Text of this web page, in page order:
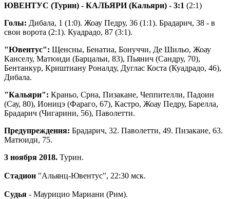
ЮВЕНТУС (Турин) - КАЛЬЯРИ (Кальяри) - 3:1 (2:1)
Голы: Дибала, 1 (1:0). Жоау Педру, 36 (1:1). Брадарич, 38 - в
свои ворота (2:1). Куадрадо, 87 (3:1).
"Ювентус": Щенсны, Бенатиа, Бонуччи, Де Шильо, Жоау
Канселу, Матюиди (Барцальи, 83), Пьянич (Сандру, 70),
Бентанкур, Криштиану Роналду, Дуглас Коста (Куадрадо, 46),
Дибала.
"Кальяри": Краньо, Срна, Пизакане, Чеппителли, Падоин
(Сау, 80), Ионицэ (Фараго, 67), Кастро, Жоау Педру, Барелла,
Брадарич (Чигарини, 56), Паволетти.
Предупреждения: Брадарич, 32. Паволетти, 49. Пизакане, 63.
Матюиди, 75.
3 ноября 2018. Турин.
Стадион "Альянц-Ювентус", 22:30 мск.
Судья - Маурицио Мариани (Рим).